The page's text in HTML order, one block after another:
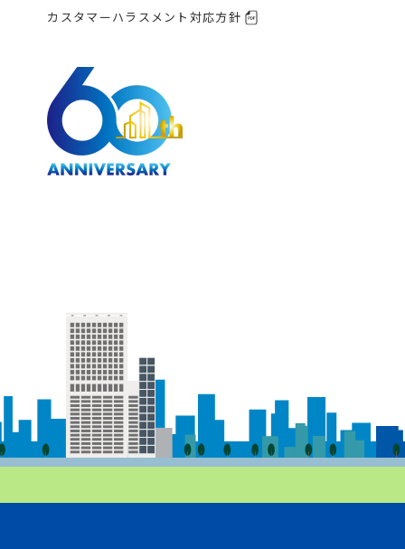
カスタマーハラスメント対応方針